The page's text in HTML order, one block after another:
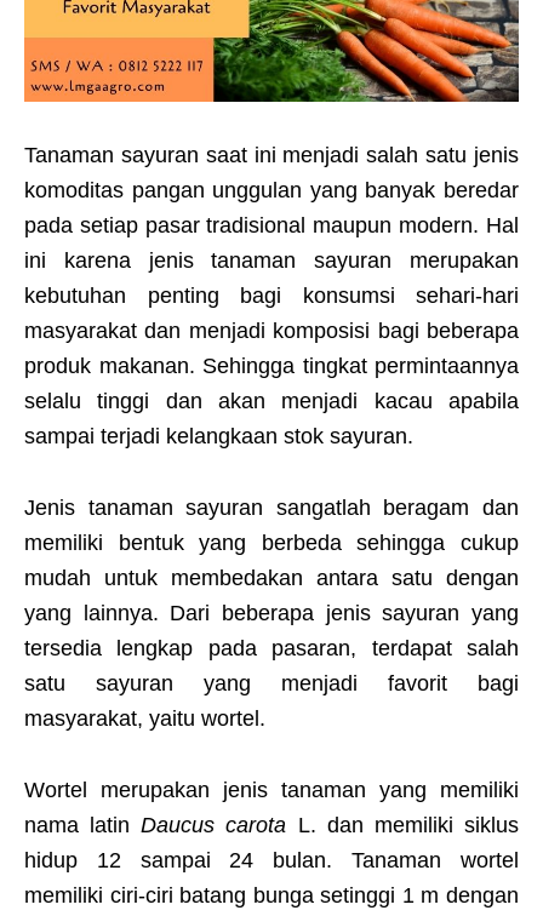
Tanaman sayuran saat ini menjadi salah satu jenis
komoditas pangan unggulan yang banyak beredar
pada setiap pasar tradisional maupun modern. Hal
ini karena jenis tanaman sayuran merupakan
kebutuhan penting bagi konsumsi sehari-hari
masyarakat dan menjadi komposisi bagi beberapa
produk makanan. Sehingga tingkat permintaannya
selalu tinggi dan akan menjadi kacau apabila
sampai terjadi kelangkaan stok sayuran.
Jenis tanaman sayuran sangatlah beragam dan
memiliki bentuk yang berbeda sehingga cukup
mudah untuk membedakan antara satu dengan
yang lainnya. Dari beberapa jenis sayuran yang
tersedia lengkap pada pasaran, terdapat salah
satu sayuran yang menjadi favorit bagi
masyarakat, yaitu wortel.
Wortel merupakan jenis tanaman yang memiliki
nama latinDaucus carota L. dan memiliki siklus
hidup 12 sampai 24 bulan. Tanaman wortel
memiliki ciri-ciri batang bunga setinggi 1 m dengan